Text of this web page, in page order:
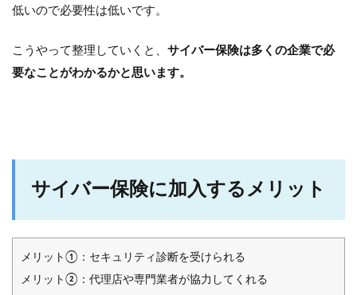
低いので必要性は低いです。
こうやって整理していくと、 サイバー保険は多くの企業で必
要なことがわかるかと思います。
サイバー保険に加入するメリット
メリット①：セキュリティ診断を受けられる
メリット②：代理店や専門業者が協力してくれる